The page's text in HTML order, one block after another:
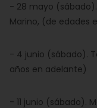
- 28 mayo
Marino, (de edades
- 4 junio (sábado).
años en adelante)
- 11 junio (sábado).